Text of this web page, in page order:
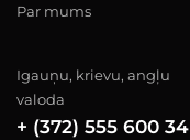
Par mums
Igauņu, krievu, angļu
valoda
+ (372) 555 600 34